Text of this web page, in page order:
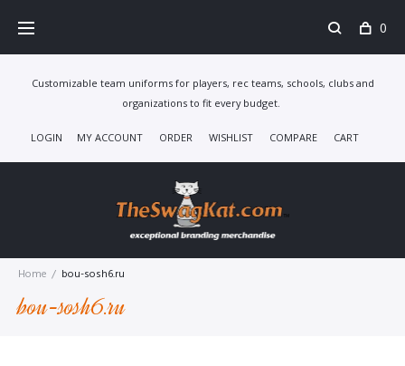
0
Customizable team uniforms for players, rec teams, schools, clubs and
organizations to fit every budget.
LOGIN MY ACCOUNT ORDER WISHLIST COMPARE CART
bou-sosh6.ru
Home / bou-sosh6.ru